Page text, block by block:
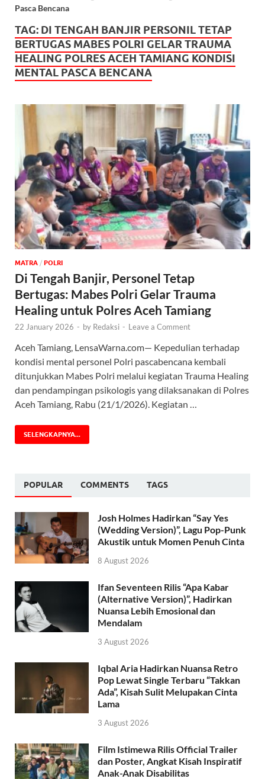
Pasca Bencana
TAG: DI TENGAH BANJIR PERSONIL TETAP
BERTUGAS MABES POLRI GELAR TRAUMA
HEALING POLRES ACEH TAMIANG KONDISI
MENTAL PASCA BENCANA
MATRA / POLRI
Di Tengah Banjir, Personel Tetap
Bertugas: Mabes Polri Gelar Trauma
Healing untuk Polres Aceh Tamiang
22 January 2026 - by Redaksi - Leave a Comment
Aceh Tamiang, LensaWarna.com— Kepedulian terhadap
kondisi mental personel Polri pascabencana kembali
ditunjukkan Mabes Polri melalui kegiatan Trauma Healing
dan pendampingan psikologis yang dilaksanakan di Polres
Aceh Tamiang, Rabu (21/1/2026). Kegiatan …
SELENGKAPNYA...
POPULAR COMMENTS TAGS
Josh Holmes Hadirkan “Say Yes
(Wedding Version)”, Lagu Pop-Punk
Akustik untuk Momen Penuh Cinta
8 August 2026
Ifan Seventeen Rilis “Apa Kabar
(Alternative Version)”, Hadirkan
Nuansa Lebih Emosional dan
Mendalam
3 August 2026
Iqbal Aria Hadirkan Nuansa Retro
Pop Lewat Single Terbaru “Takkan
Ada”, Kisah Sulit Melupakan Cinta
Lama
3 August 2026
Film Istimewa Rilis Official Trailer
dan Poster, Angkat Kisah Inspiratif
Anak-Anak Disabilitas